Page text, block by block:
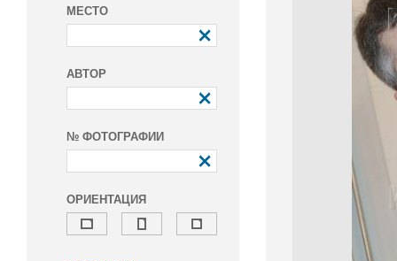
МЕСТО
АВТОР
№ ФОТОГРАФИИ
ОРИЕНТАЦИЯ